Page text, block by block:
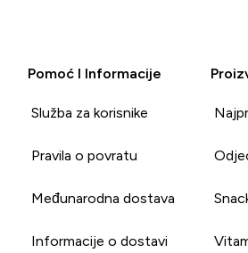
Pomoć I Informacije
Služba za korisnike
Pravila o povratu
Međunarodna dostava
Informacije o dostavi